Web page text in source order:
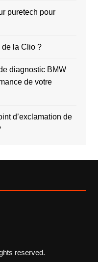
puretech pour
de la Clio ?
diagnostic BMW
de votre
d’exclamation de
reserved.